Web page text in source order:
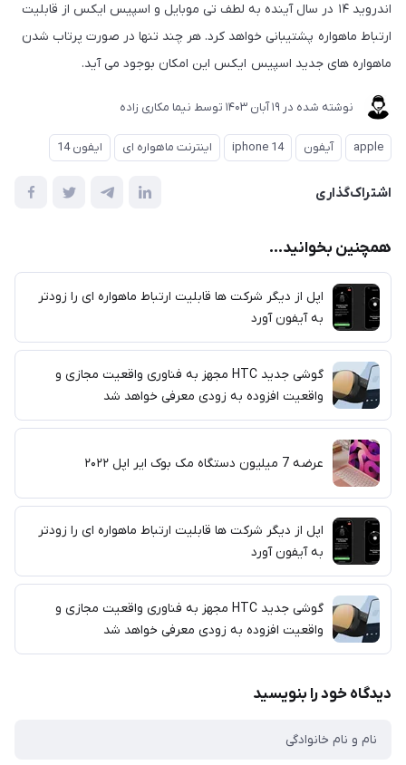
اندروید ۱۴ در سال آینده به لطف تی موبایل و اسپیس ایکس از قابلیت
ارتباط ماهواره پشتیبانی خواهد کرد. هر چند تنها در صورت پرتاب شدن
ماهواره های جدید اسپیس ایکس این امکان بوجود می آید.
نوشته شده در 19 آبان 1403 توسط نیما مکاری زاده
apple آیفون iphone 14 اینترنت ماهواره ای ایفون 14
اشتراک‌گذاری
همچنین بخوانید...
اپل از دیگر شرکت ها قابلیت ارتباط ماهواره ای را زودتر
به آیفون آورد
گوشی جدید HTC مجهز به فناوری واقعیت مجازی و
واقعیت افزوده به زودی معرفی خواهد شد
عرضه 7 میلیون دستگاه مک بوک ایر اپل ۲۰۲۲
اپل از دیگر شرکت ها قابلیت ارتباط ماهواره ای را زودتر
به آیفون آورد
گوشی جدید HTC مجهز به فناوری واقعیت مجازی و
واقعیت افزوده به زودی معرفی خواهد شد
دیدگاه خود را بنویسید